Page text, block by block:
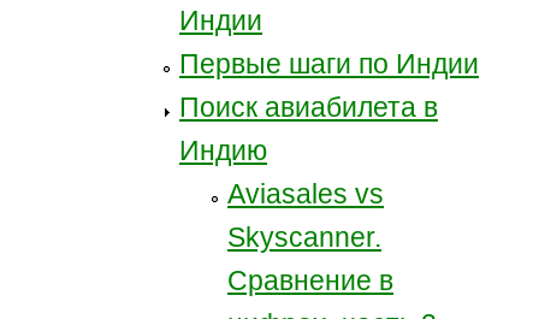
Индии
Первые шаги по Индии
Поиск авиабилета в
Индию
Aviasales vs
Skyscanner.
Сравнение в